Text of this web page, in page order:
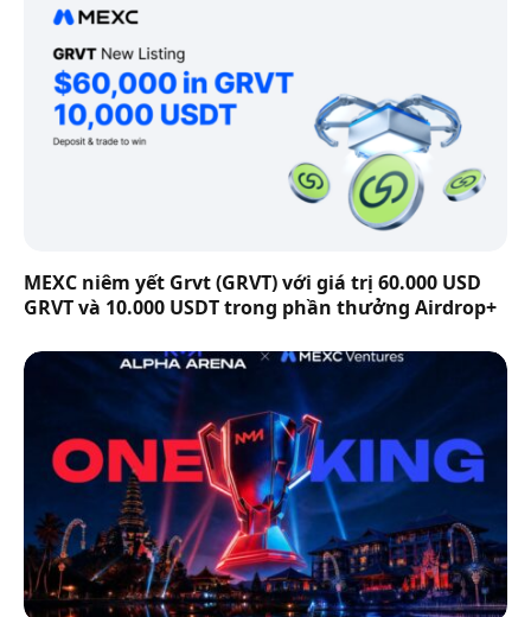
MEXC niêm yết Grvt (GRVT) với giá trị 60.000 USD
GRVT và 10.000 USDT trong phần thưởng Airdrop+